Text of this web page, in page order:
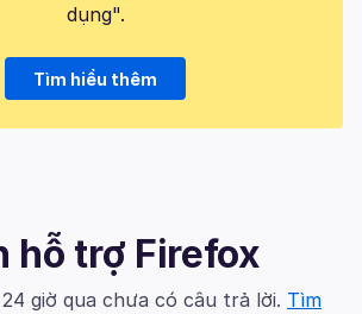
dụng".
Tìm hiểu thêm
hỗ trợ Firefox
giờ qua chưa có câu trả lời. Tìm